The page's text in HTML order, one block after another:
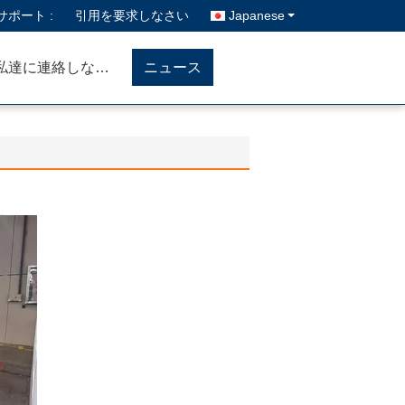
ポート : 引用を要求しなさい Japanese
私達に連絡しなさい ニュース